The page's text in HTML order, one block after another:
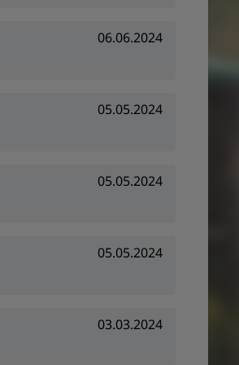
06.06.2024
05.05.2024
05.05.2024
05.05.2024
03.03.2024